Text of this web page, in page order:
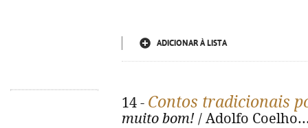
ADICIONAR À LISTA
14 - Contos tradicionais
muito bom! / Adolfo